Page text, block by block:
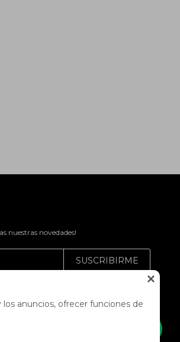

anuncios, ofrecer funciones de
nuestras novedades!
SUSCRIBIRME